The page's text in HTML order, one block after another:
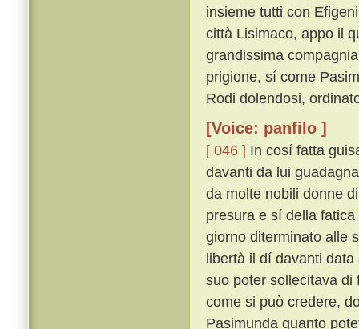
insieme tutti con
città Lisimaco, appo il
grandissima
prigione, sí come
Rodi dolendosi,
[Voice: panfilo ]
[ 046 ] In cosí fatta
davanti da lui
da molte nobili donne
presura e sí della
giorno diterminato alle
libertà il dí davanti
suo poter sollecitava di
come si può credere,
Pasimunda quanto